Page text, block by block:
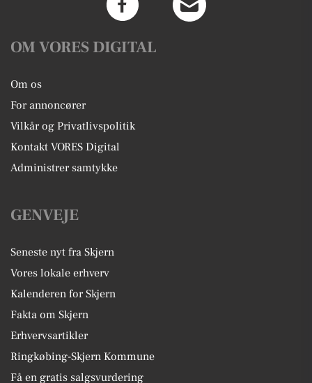
OM VORES DIGITAL
Om os
For annoncører
Vilkår og Privatlivspolitik
Kontakt VORES Digital
Administrer samtykke
GENVEJE
Seneste nyt fra Skjern
Vores lokale erhverv
Kalenderen for Skjern
Fakta om Skjern
Erhvervsartikler
Ringkøbing-Skjern Kommune
Få en gratis salgsvurdering